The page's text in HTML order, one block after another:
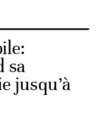
sa
jusqu’à